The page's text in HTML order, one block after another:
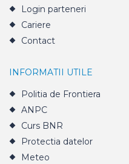
Login parteneri
Cariere
Contact
INFORMATII UTILE
Politia de Frontiera
ANPC
Curs BNR
Protectia datelor
Meteo